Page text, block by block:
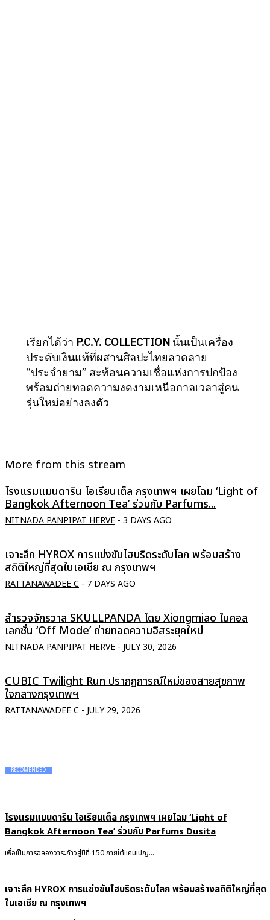
เรียกได้ว่า P.C.Y. COLLECTIONนั้นเป็นเครื่อง
ประดับเงินแท้ที่ผสานศิลปะไทยลวดลาย
“ประจำยาม” สะท้อนความเชื่อแห่งการปกป้อง
พร้อมถ่ายทอดความงดงามเหนือกาลเวลาสู่คน
รุ่นใหม่อย่างลงตัว
More from this stream
โรงแรมแมนดาริน โอเรียนเต็ล กรุงเทพฯ เผยโฉม ‘Light of
Bangkok Afternoon Tea’ ร่วมกับ Parfums...
NITNADA PANPIPAT HERVE - 3 DAYS AGO
เจาะลึก HYROX การแข่งขันไฮบริดระดับโลก พร้อมสร้าง
สถิติใหญ่ที่สุดในเอเชีย ณ กรุงเทพฯ
RATTANAWADEE C - 7 DAYS AGO
สำรวจจักรวาล SKULLPANDA โดย Xiongmiao ในคอล
เลกชั่น ‘Off Mode’ ถ่ายทอดความอิสระยุคใหม่
NITNADA PANPIPAT HERVE - JULY 30, 2026
CUBIC Twilight Run ปรากฏการณ์ใหม่ของสายสุขภาพ
ใจกลางกรุงเทพฯ
RATTANAWADEE C - JULY 29, 2026
RECOMENDED
โรงแรมแมนดาริน โอเรียนเต็ล กรุงเทพฯ เผยโฉม ‘Light of
Bangkok Afternoon Tea’ ร่วมกับ Parfums Dusita
เพื่อเป็นการฉลองวาระก้าวสู่ปีที่ 150 ภายใต้แคมเปญ...
เจาะลึก HYROX การแข่งขันไฮบริดระดับโลก พร้อมสร้างสถิติใหญ่ที่สุด
ในเอเชีย ณ กรุงเทพฯ